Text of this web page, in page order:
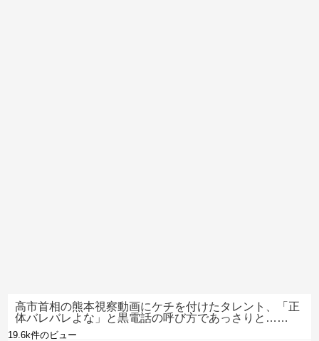
高市首相の熊本視察動画にケチを付けたタレント、「正
体バレバレよな」と黒電話の呼び方であっさりと……
19.6k件のビュー